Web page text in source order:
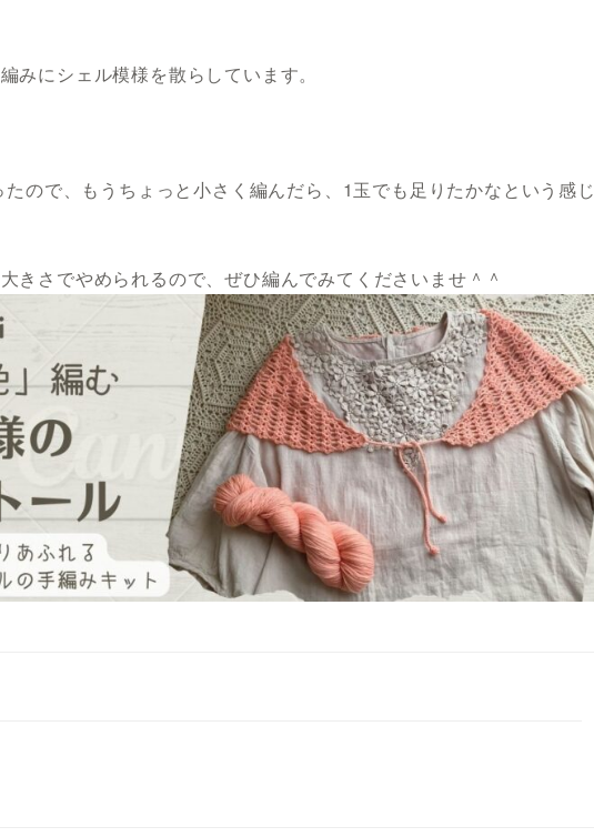
みにシェル模様を散らしています。
ので、もうちょっと小さく編んだら、1玉でも足りたかなという感じ
きさでやめられるので、ぜひ編んでみてくださいませ＾＾